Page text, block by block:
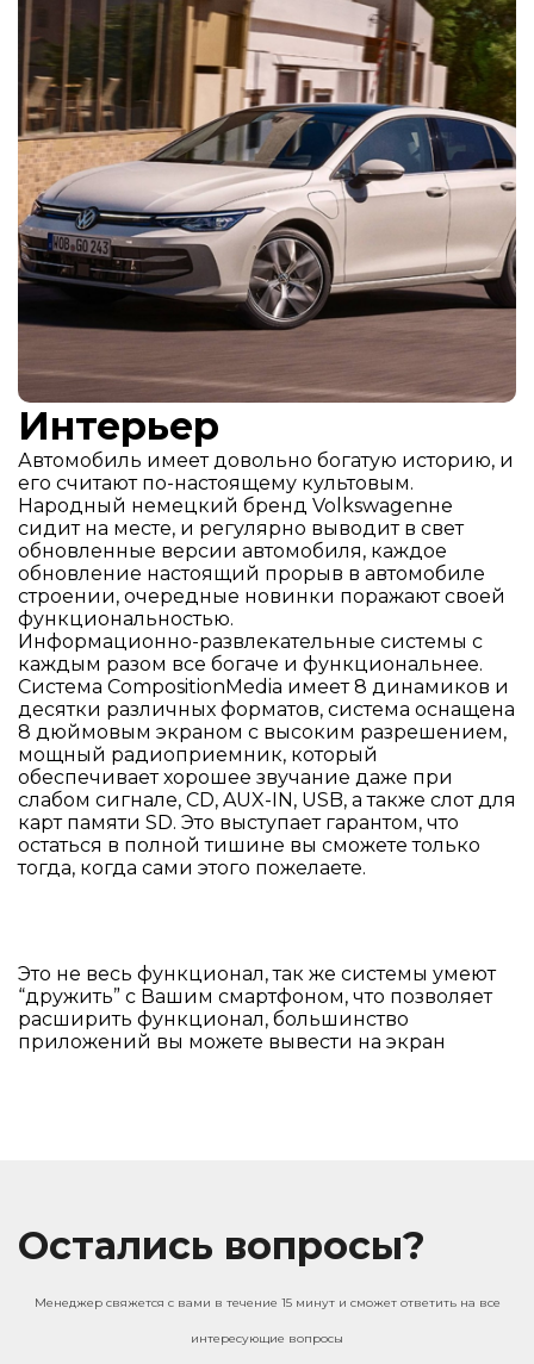
3-зонный климат-контроль Climatronic с
антиаллергенным фильтром
Обогрев передних и задних сидений
Обогрев рулевого колеса
Обогрев форсунок омывателя
Интерьер
Автомобиль имеет довольно богатую историю, и
его считают по-настоящему культовым.
Народный немецкий бренд Volkswagenне
сидит на месте, и регулярно выводит в свет
обновленные версии автомобиля, каждое
обновление настоящий прорыв в автомобиле
строении, очередные новинки поражают своей
функциональностью.
Информационно-развлекательные системы с
каждым разом все богаче и функциональнее.
Система СompositionMedia имеет 8 динамиков и
десятки различных форматов, система оснащена
8 дюймовым экраном с высоким разрешением,
мощный радиоприемник, который
обеспечивает хорошее звучание даже при
слабом сигнале, CD, AUX-IN, USB, а также слот для
карт памяти SD. Это выступает гарантом, что
остаться в полной тишине вы сможете только
тогда, когда сами этого пожелаете.
Это не весь функционал, так же системы умеют
“дружить” с Вашим смартфоном, что позволяет
расширить функционал, большинство
приложений вы можете вывести на экран
Остались вопросы?
Менеджер свяжется с вами в течение 15 минут и сможет ответить на все
интересующие вопросы